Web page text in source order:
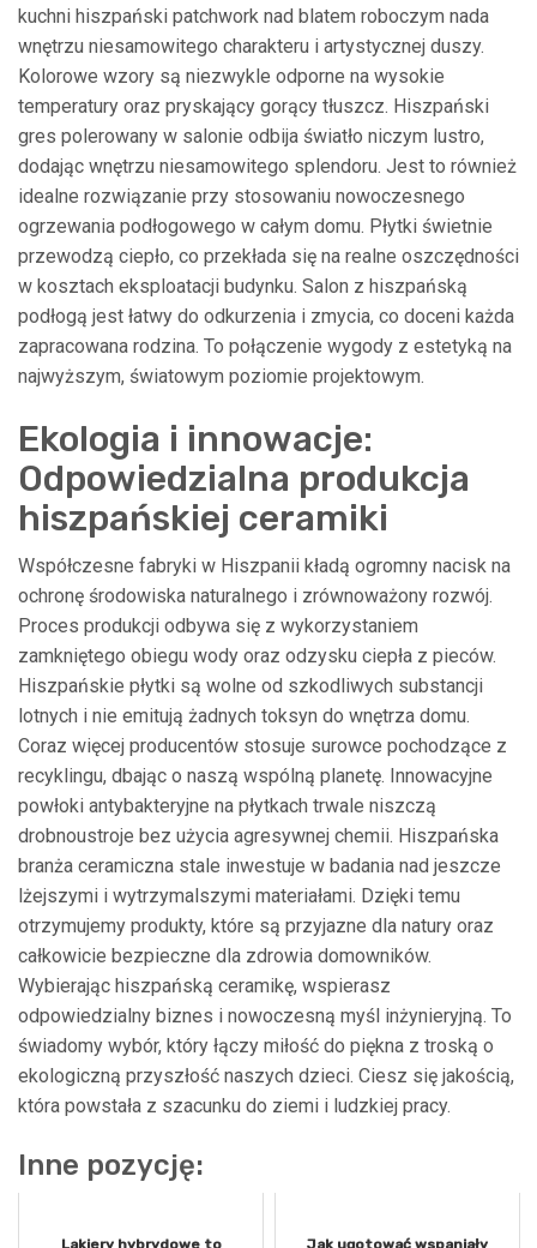
kuchni hiszpański patchwork nad blatem roboczym nada
wnętrzu niesamowitego charakteru i artystycznej duszy.
Kolorowe wzory są niezwykle odporne na wysokie
temperatury oraz pryskający gorący tłuszcz. Hiszpański
gres polerowany w salonie odbija światło niczym lustro,
dodając wnętrzu niesamowitego splendoru. Jest to również
idealne rozwiązanie przy stosowaniu nowoczesnego
ogrzewania podłogowego w całym domu. Płytki świetnie
przewodzą ciepło, co przekłada się na realne oszczędności
w kosztach eksploatacji budynku. Salon z hiszpańską
podłogą jest łatwy do odkurzenia i zmycia, co doceni każda
zapracowana rodzina. To połączenie wygody z estetyką na
najwyższym, światowym poziomie projektowym.
Ekologia i innowacje:
Odpowiedzialna produkcja
hiszpańskiej ceramiki
Współczesne fabryki w Hiszpanii kładą ogromny nacisk na
ochronę środowiska naturalnego i zrównoważony rozwój.
Proces produkcji odbywa się z wykorzystaniem
zamkniętego obiegu wody oraz odzysku ciepła z pieców.
Hiszpańskie płytki są wolne od szkodliwych substancji
lotnych i nie emitują żadnych toksyn do wnętrza domu.
Coraz więcej producentów stosuje surowce pochodzące z
recyklingu, dbając o naszą wspólną planetę. Innowacyjne
powłoki antybakteryjne na płytkach trwale niszczą
drobnoustroje bez użycia agresywnej chemii. Hiszpańska
branża ceramiczna stale inwestuje w badania nad jeszcze
lżejszymi i wytrzymalszymi materiałami. Dzięki temu
otrzymujemy produkty, które są przyjazne dla natury oraz
całkowicie bezpieczne dla zdrowia domowników.
Wybierając hiszpańską ceramikę, wspierasz
odpowiedzialny biznes i nowoczesną myśl inżynieryjną. To
świadomy wybór, który łączy miłość do piękna z troską o
ekologiczną przyszłość naszych dzieci. Ciesz się jakością,
która powstała z szacunku do ziemi i ludzkiej pracy.
Inne pozycję:
Lakiery hybrydowe to
Jak ugotować wspaniały